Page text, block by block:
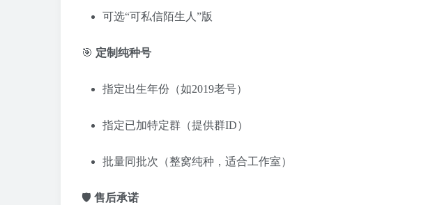
可选“可私信陌生人”版
🎯 定制纯种号
指定出生年份（如2019老号）
指定已加特定群（提供群ID）
批量同批次（整窝纯种，适合工作室）
🛡️ 售后承诺